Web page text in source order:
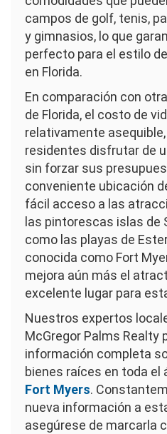
campos de golf, tenis,
y gimnasios, lo que
perfecto para el estilo
en Florida.
En comparación con
de Florida, el costo de
relativamente
residentes disfrutar de
sin forzar sus
conveniente ubicación
fácil acceso a las
las pintorescas islas de
como las playas de
conocida como Fort
mejora aún más el
excelente lugar para
Nuestros expertos
McGregor Palms Realty
información completa
bienes raíces en toda el
Fort Myers.
nueva información a
asegúrese de marcarla